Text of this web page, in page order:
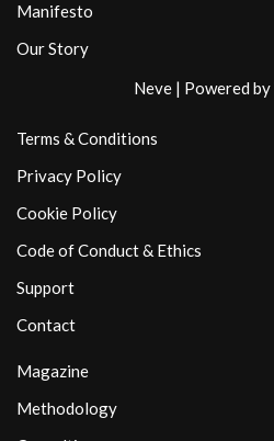
Manifesto
Our Story
Neve | Powered by
Terms & Conditions
Privacy Policy
Cookie Policy
Code of Conduct & Ethics
Support
Contact
Magazine
Methodology